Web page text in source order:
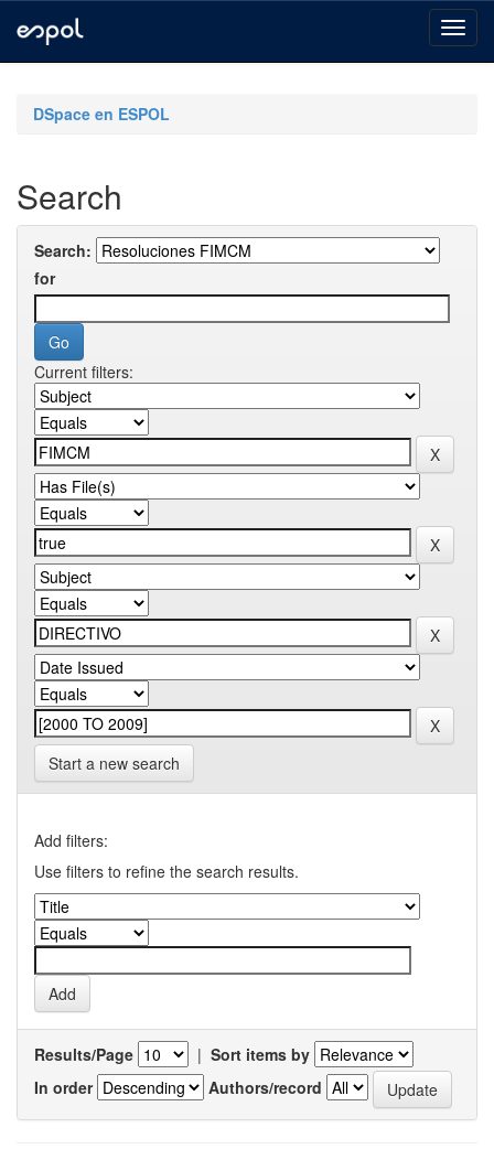
navigationDSpace en ESPOL
Search
Search:
for
Current filters:
Start a new search
Add filters:
Use filters to refine the search results.
Results/Page | Sort items by
In order
Authors/record